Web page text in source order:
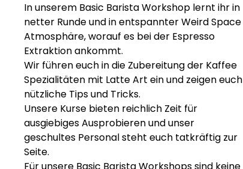
In unserem Basic Barista Workshop lernt ihr in
netter Runde und in entspannter Weird Space
Atmosphäre, worauf es bei der Espresso
Extraktion ankommt.
Wir führen euch in die Zubereitung der Kaffee
Spezialitäten mit Latte Art ein und zeigen euch
nützliche Tips und Tricks.
Unsere Kurse bieten reichlich Zeit für
ausgiebiges Ausprobieren und unser
geschultes Personal steht euch tatkräftig zur
Seite.